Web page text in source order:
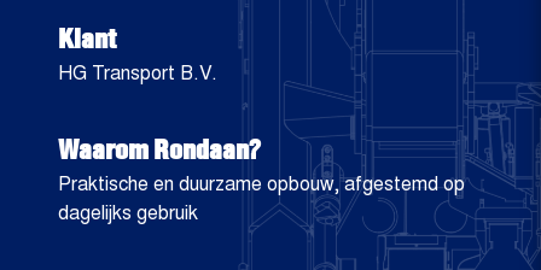
Klant
HG Transport B.V.
Waarom Rondaan?
Praktische en duurzame opbouw, afgestemd op
dagelijks gebruik